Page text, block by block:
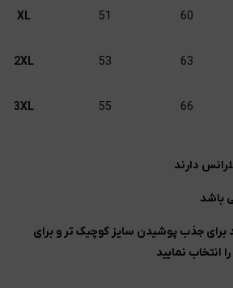
60
51
XL
63
53
2XL
66
55
3XL
باشد
هستید برای جذب پوشیدن سایز کوچیک تر و برای
انتخاب نمایید